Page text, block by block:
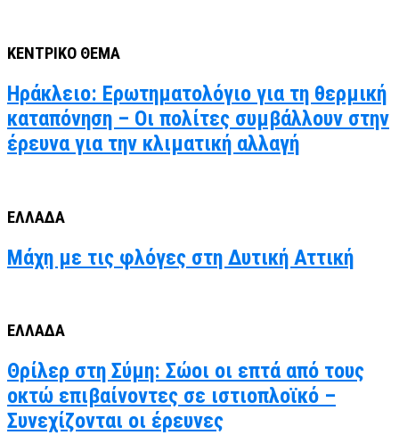
ΚΕΝΤΡΙΚΟ ΘΕΜΑ
Ηράκλειο: Ερωτηματολόγιο για τη θερμική
καταπόνηση – Οι πολίτες συμβάλλουν στην
έρευνα για την κλιματική αλλαγή
ΕΛΛΑΔΑ
Μάχη με τις φλόγες στη Δυτική Αττική
ΕΛΛΑΔΑ
Θρίλερ στη Σύμη: Σώοι οι επτά από τους
οκτώ επιβαίνοντες σε ιστιοπλοϊκό –
Συνεχίζονται οι έρευνες